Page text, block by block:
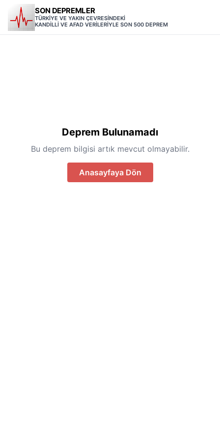
SON DEPREMLER
TÜRKİYE VE YAKIN ÇEVRESİNDEKİ
KANDİLLİ VE AFAD VERİLERİYLE SON 500 DEPREM
Deprem Bulunamadı
Bu deprem bilgisi artık mevcut olmayabilir.
Anasayfaya Dön